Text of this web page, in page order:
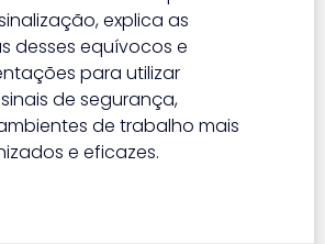
explica as
desses equívocos e
para utilizar
de segurança,
de trabalho mais
e eficazes.